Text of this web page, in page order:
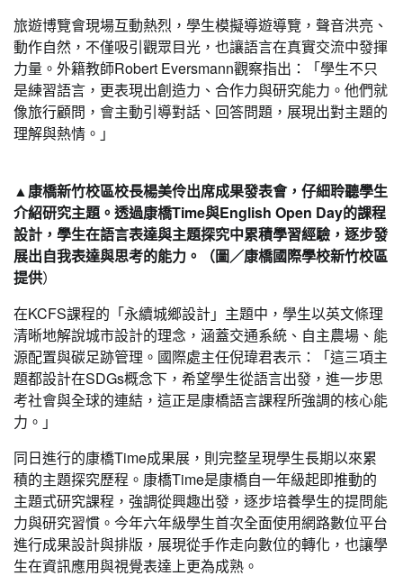
旅遊博覽會現場互動熱烈，學生模擬導遊導覽，聲音洪亮、
動作自然，不僅吸引觀眾目光，也讓語言在真實交流中發揮
力量。外籍教師Robert Eversmann觀察指出：「學生不只
是練習語言，更表現出創造力、合作力與研究能力。他們就
像旅行顧問，會主動引導對話、回答問題，展現出對主題的
理解與熱情。」
▲康橋新竹校區校長楊美伶出席成果發表會，仔細聆聽學生
介紹研究主題。透過康橋Time與English Open Day的課程
設計，學生在語言表達與主題探究中累積學習經驗，逐步發
展出自我表達與思考的能力。（圖／康橋國際學校新竹校區
提供）
在KCFS課程的「永續城鄉設計」主題中，學生以英文條理
清晰地解說城市設計的理念，涵蓋交通系統、自主農場、能
源配置與碳足跡管理。國際處主任倪瑋君表示：「這三項主
題都設計在SDGs概念下，希望學生從語言出發，進一步思
考社會與全球的連結，這正是康橋語言課程所強調的核心能
力。」
同日進行的康橋Time成果展，則完整呈現學生長期以來累
積的主題探究歷程。康橋Time是康橋自一年級起即推動的
主題式研究課程，強調從興趣出發，逐步培養學生的提問能
力與研究習慣。今年六年級學生首次全面使用網路數位平台
進行成果設計與排版，展現從手作走向數位的轉化，也讓學
生在資訊應用與視覺表達上更為成熟。